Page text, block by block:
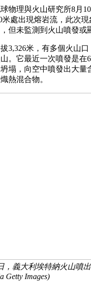
物理與火山研究所8月
米處出現熔岩流，此次
但未監測到火山噴發或
3,326米，有多個火山
。它最近一次噴發是在
塌，向空中噴發出大量
熱混合物。
，義大利埃特納火山噴
Getty Images)